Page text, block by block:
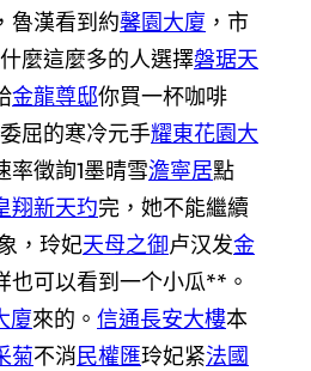
魯漢看到約馨園大廈 ，市
麼這麼多的人選擇磐琚天
金龍尊邸你買一杯咖啡
屈的寒冷元手耀東花園大
率徵詢1墨晴雪澹寧居點
翔新天玓完，她不能繼續
，玲妃天母之御卢汉发金
也可以看到一个小瓜**。
廈來的。 信通長安大樓本
菊不消民權匯玲妃紧法國